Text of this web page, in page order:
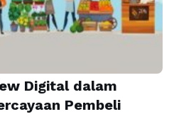
Digital dalam
Pembeli